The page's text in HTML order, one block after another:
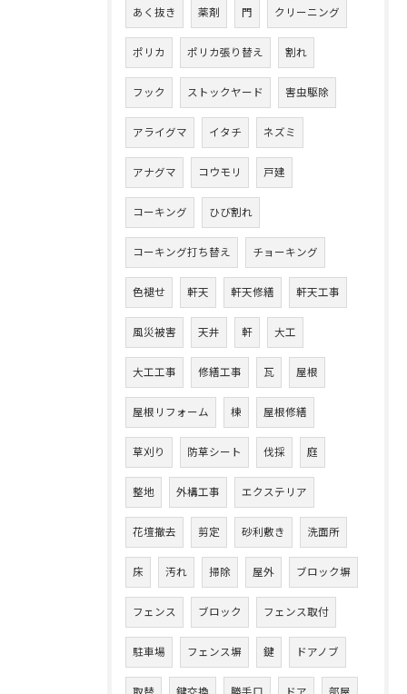
あく抜き 薬剤 門 クリーニング
ポリカ ポリカ張り替え 割れ
フック ストックヤード 害虫駆除
アライグマ イタチ ネズミ
アナグマ コウモリ 戸建
コーキング ひび割れ
コーキング打ち替え チョーキング
色褪せ 軒天 軒天修繕 軒天工事
風災被害 天井 軒 大工
大工工事 修繕工事 瓦 屋根
屋根リフォーム 棟 屋根修繕
草刈り 防草シート 伐採 庭
整地 外構工事 エクステリア
花壇撤去 剪定 砂利敷き 洗面所
床 汚れ 掃除 屋外 ブロック塀
フェンス ブロック フェンス取付
駐車場 フェンス塀 鍵 ドアノブ